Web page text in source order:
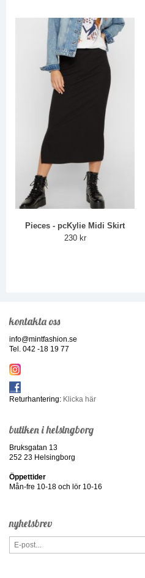
Pieces - pcKylie Midi Skirt
230 kr
kontakta oss
info@mintfashion.se
Tel. 042 -18 19 77
Returhantering: Klicka här
butiken i helsingborg
Bruksgatan 13
252 23 Helsingborg
Öppettider
Mån-fre 10-18 och lör 10-16
nyhetsbrev